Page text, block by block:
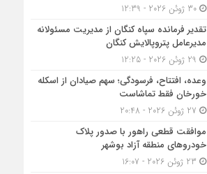
30 ژوئن 2026 - 12:39
تقدیر فرمانده سپاه کنگان از مدیریت مسئولانه
مدیرعامل پتروپالایش کنگان
وعده، افتتاح، فرسودگی؛ سهم صیادان از اسکله
خورخان فقط تماشاست
موافقت قطعی راهور با صدور پلاک
خودروهای منطقه آزاد بوشهر